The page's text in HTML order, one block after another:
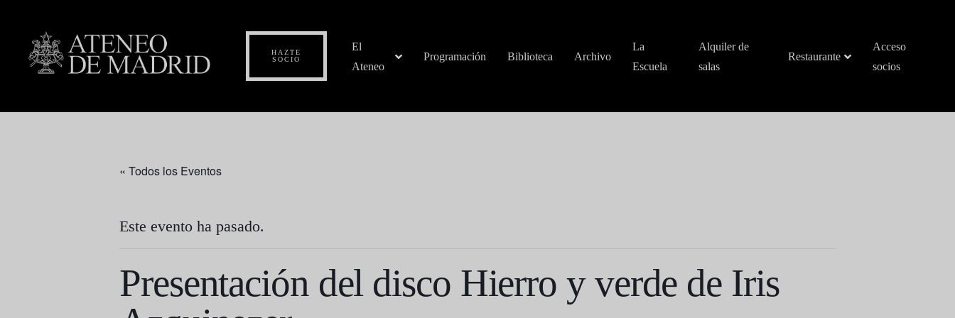
HAZTE
SOCIO
El
Ateneo
Programación Biblioteca Archivo
La
Escuela
Alquiler de
salas
Restaurante
Acceso
socios
« Todos los Eventos
Este evento ha pasado.
Presentación del disco Hierro y verde de Iris